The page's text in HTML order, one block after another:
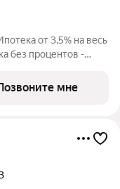
от 3,5% на весь
без процентов -
площадь - 83.9 м2 на
мне